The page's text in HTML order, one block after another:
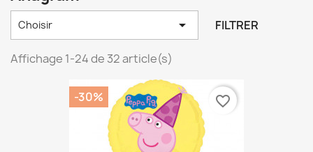
Choisir  FILTRER
Affichage 1-24 de 32 article(s)
-30% favorite_border